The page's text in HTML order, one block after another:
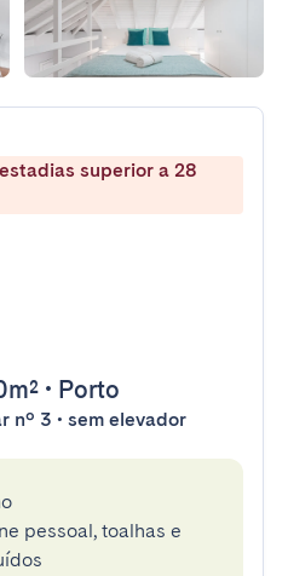
superior a 28
• Porto
nº 3 • sem elevador
pessoal, toalhas e